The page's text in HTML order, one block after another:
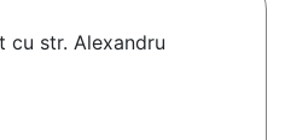
cu str. Alexandru